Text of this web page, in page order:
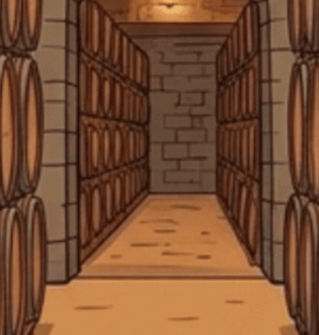
bảo quản rượu vang sau khi mở Barbarian FC Cognac
Bee Friendly Beefeater Gin Beluga Noble Vodka
Björn Frantzén Blended Malt Scotch Whisky
Blended malt whisky Blended Scotch whisky
blended whisky blended whisky là gì blender scotch
Bộ quà tặng whisky Bộ sưu tập Hennessy 12 con giáp
Borg Vodka bourbon
Bourbon cho người mới bắt đầu Bourbon có gì đặc biệt
Bourbon Maker's Mark Bowmore Bowmore 12
Bowmore Whisky brandy hảo hạng
brandy nhập khẩu Brandy Pháp brandy và Cognac
Brown-Forman Bruichladdich
Buffalo Trace Antique Collection Bunnahabhain
Bushmills Original
369 Hai Bà Trưng, P. Xuân Hòa, TP. Hồ Chí Minh
Điện thoại:
0903 50 47 45
Email: tech.ctggroup@gmail.com
CHÍNH SÁCH
KẾT NỐI CHÚNG TÔI